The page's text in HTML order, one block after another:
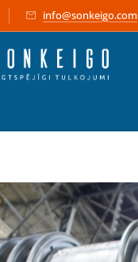
info@sonkeigo.com